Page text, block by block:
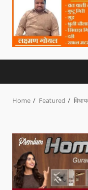
Home Featured